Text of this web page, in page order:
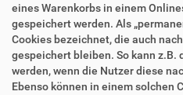
eines Warenkorbs in einem
gespeichert werden. Als
Cookies bezeichnet, die auch
gespeichert bleiben. So kann
werden, wenn die Nutzer diese
Ebenso können in einem solchen